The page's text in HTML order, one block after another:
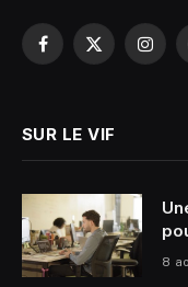
Facebook
X
SUR LE VIF
8